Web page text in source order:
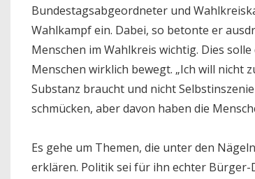
Bundestagsabgeordneter und
Wahlkampf ein. Dabei, so betonte er
Menschen im Wahlkreis wichtig. Dies
Menschen wirklich bewegt. „Ich will nicht
Substanz braucht und nicht
schmücken, aber davon haben die
Es gehe um Themen, die unter den
erklären. Politik sei für ihn echter